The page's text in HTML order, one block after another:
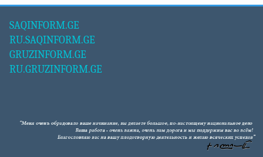
SAQINFORM.GE
RU.SAQINFORM.GE
GRUZINFORM.GE
RU.GRUZINFORM.GE